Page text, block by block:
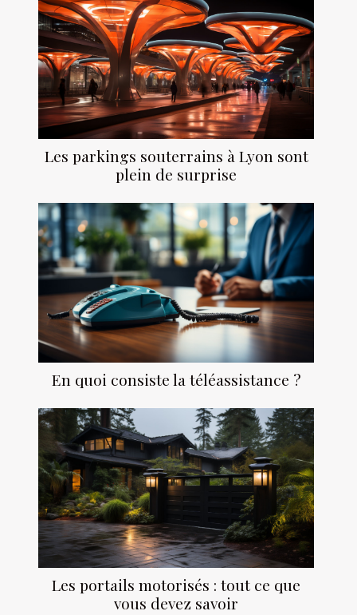
Les parkings souterrains à Lyon sont
plein de surprise
En quoi consiste la téléassistance ?
Les portails motorisés : tout ce que
vous devez savoir